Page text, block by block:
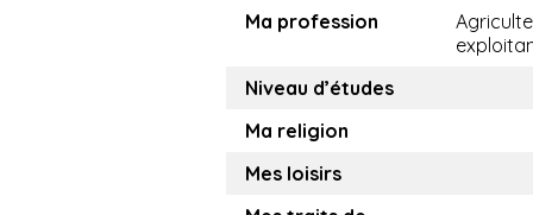
Ma profession
Niveau d’études
Ma religion
Mes loisirs